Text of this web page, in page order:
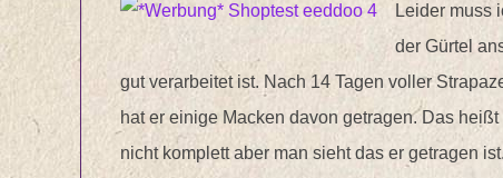
Leider muss
der Gürtel
gut verarbeitet ist. Nach 14 Tagen voller
hat er einige Macken davon getragen. Das
nicht komplett aber man sieht das er getragen